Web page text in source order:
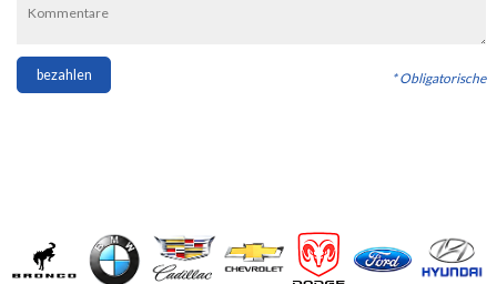
bezahlen * Obligatorische